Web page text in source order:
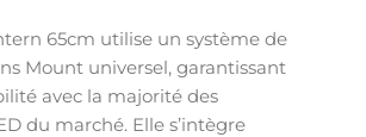
65cm utilise un système de
Mount universel, garantissant
avec la majorité des
du marché. Elle s’intègre